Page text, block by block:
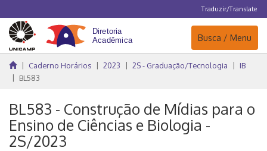
Traduzir/Translate
Navegação
Busca / Menu
Caderno Horários 2023 2S - Graduação/Tecnologia
IB
BL583
BL583 - Construção de Mídias para o
Ensino de Ciências e Biologia -
2S/2023